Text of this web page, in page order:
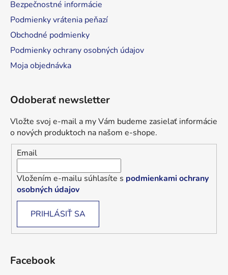
Bezpečnostné informácie
Podmienky vrátenia peňazí
Obchodné podmienky
Podmienky ochrany osobných údajov
Moja objednávka
Odoberať newsletter
Vložte svoj e-mail a my Vám budeme zasielať informácie
o nových produktoch na našom e-shope.
Email
Vložením e-mailu súhlasíte s podmienkami ochrany
osobných údajov
PRIHLÁSIŤ SA
Facebook